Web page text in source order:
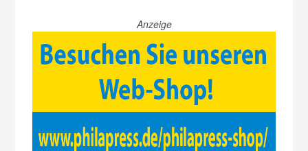
Anzeige